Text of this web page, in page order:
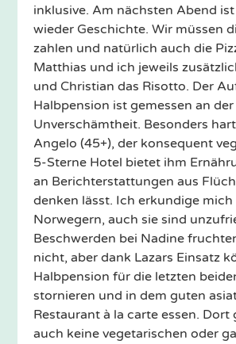
inklusive. Am nächsten Abend
wieder Geschichte. Wir müssen
zahlen und natürlich auch die
Matthias und ich jeweils
und Christian das Risotto. Der
Halbpension ist gemessen an
Unverschämtheit. Besonders
Angelo (45+), der konsequent
5-Sterne Hotel bietet ihm
an Berichterstattungen aus
denken lässt. Ich erkundige mich
Norwegern, auch sie sind
Beschwerden bei Nadine
nicht, aber dank Lazars Einsatz
Halbpension für die letzten
stornieren und in dem guten
Restaurant à la carte essen. Dort
auch keine vegetarischen oder